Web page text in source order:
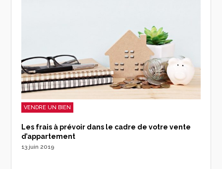
VENDRE UN BIEN
Les frais à prévoir dans le cadre de votre vente
d’appartement
13 juin 2019